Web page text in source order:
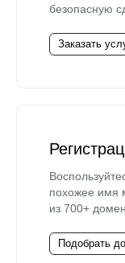
безопасную
Заказать
похожее имя
из 700+
Подобрать